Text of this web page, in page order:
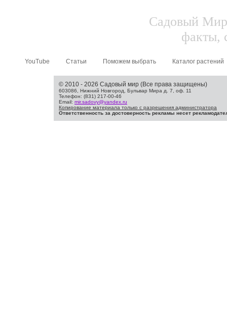
Садовый
факты,
YouTube Статьи Поможем выбрать Каталог растений
© 2010 - 2026 Садовый мир (Все права защищены)
603086, Нижний Новгород, Бульвар Мира д. 7, оф. 11
Телефон: (831) 217-00-46
Email: mir.sadovy@yandex.ru
Копирование материала только с разрешения администратора
Ответственность за достоверность рекламы несет